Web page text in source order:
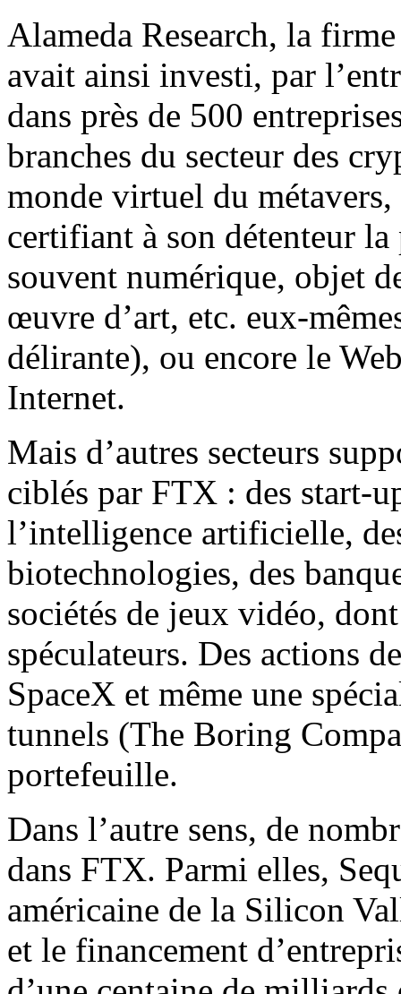
Alameda Research, la
avait ainsi investi, par
dans près de 500
branches du secteur des
monde virtuel du
certifiant à son détenteur
souvent numérique, objet
œuvre d’art, etc. eux-
délirante), ou encore le
Internet.
Mais d’autres secteurs
ciblés par FTX : des start-
l’intelligence artificielle,
biotechnologies, des
sociétés de jeux vidéo,
spéculateurs. Des actions
SpaceX et même une
tunnels (The Boring
portefeuille.
Dans l’autre sens, de
dans FTX. Parmi elles,
américaine de la Silicon
et le financement